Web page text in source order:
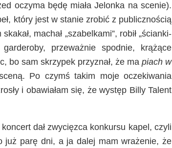
oczyma będę miała Jelonka na scenie).
który jest w stanie zrobić z publicznością
machał „szabelkami”, robił „ścianki-
przeważnie spodnie, krążące
bo sam skrzypek przyznał, że ma piach w
Po czymś takim moje oczekiwania
i obawiałam się, że występ Billy Talent
dał zwycięzca konkursu kapel, czyli
już parę dni, a ja dalej mam wrażenie, że